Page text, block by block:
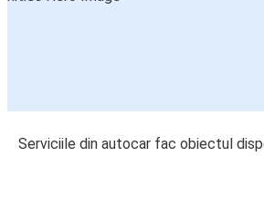
Serviciile din autocar fac obiectul